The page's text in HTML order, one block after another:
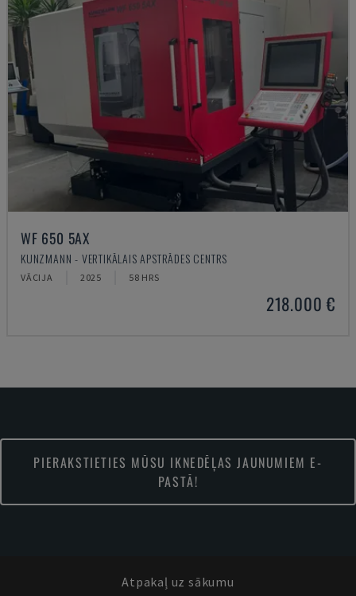
WF 650 5AX
KUNZMANN - VERTIKĀLAIS APSTRĀDES CENTRS
VĀCIJA 2025 58 HRS
218.000 €
PIERAKSTIETIES MŪSU IKNEDĒĻAS JAUNUMIEM E-
PASTĀ!
Atpakaļ uz sākumu